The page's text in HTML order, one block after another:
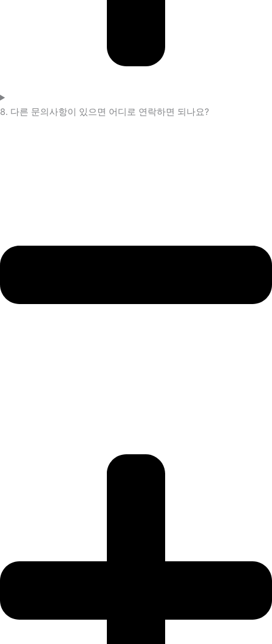
8. 다른 문의사항이 있으면 어디로 연락하면 되나요?